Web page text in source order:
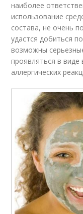
наиболее
использование
состава, не очень
удастся добиться
возможны
проявляться в виде
аллергических